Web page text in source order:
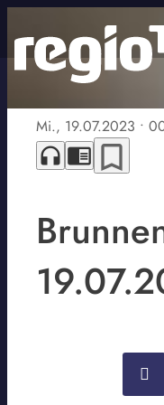
Mi., 19.07.2023 •
headphones chrome_reader_mode bookmark_border